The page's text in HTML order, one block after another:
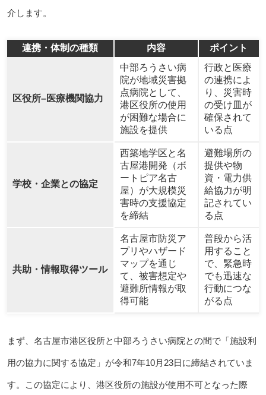
介します。
連携・体制の種類 内容 ポイント
区役所–医療機関協力
中部ろうさい病
院が地域災害拠
点病院として、
港区役所の使用
が困難な場合に
施設を提供
行政と医療
の連携によ
り、災害時
の受け皿が
確保されて
いる点
学校・企業との協定
西築地学区と名
古屋港開発（ボ
ートピア名古
屋）が大規模災
害時の支援協定
を締結
避難場所の
提供や物
資・電力供
給協力が明
記されてい
る点
共助・情報取得ツール
名古屋市防災ア
プリやハザード
マップを通じ
て、被害想定や
避難所情報が取
得可能
普段から活
用すること
で、緊急時
でも迅速な
行動につな
がる点
まず、名古屋市港区役所と中部ろうさい病院との間で「施設利
用の協力に関する協定」が令和7年10月23日に締結されていま
す。この協定により、港区役所の施設が使用不可となった際